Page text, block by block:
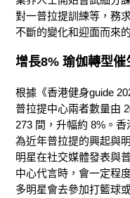
對一普拉提訓練等，務
不斷的變化和迎面而來
增長8% 瑜伽轉型催
根據《香港健身guide
普拉提中心兩者數量由
273 間，升幅約 8% 。
為近年普拉提的興起與
明星在社交媒體發表與
中心代言時，會一定程
多明星會去參加打籃球